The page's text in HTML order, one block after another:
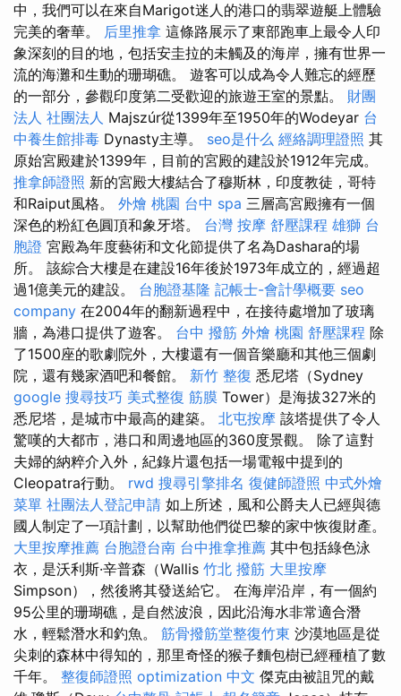
中，我們可以在來自Marigot迷人的港口的翡翠遊艇上體驗
完美的奢華。 后里推拿 這條路展示了東部跑車上最令人印
象深刻的目的地，包括安圭拉的未觸及的海岸，擁有世界一
流的海灘和生動的珊瑚礁。 遊客可以成為令人難忘的經歷
的一部分，參觀印度第二受歡迎的旅遊王室的景點。 財團
法人 社團法人 Majszúr從1399年至1950年的Wodeyar 台
中養生館排毒 Dynasty主導。 seo是什么 經絡調理證照 其
原始宮殿建於1399年，目前的宮殿的建設於1912年完成。
推拿師證照 新的宮殿大樓結合了穆斯林，印度教徒，哥特
和Raiput風格。 外燴 桃園 台中 spa 三層高宮殿擁有一個
深色的粉紅色圓頂和象牙塔。 台灣 按摩 舒壓課程 雄獅 台
胞證 宮殿為年度藝術和文化節提供了名為Dashara的場
所。 該綜合大樓是在建設16年後於1973年成立的，經過超
過1億美元的建設。 台胞證基隆 記帳士-會計學概要 seo
company 在2004年的翻新過程中，在接待處增加了玻璃
牆，為港口提供了遊客。 台中 撥筋 外燴 桃園 舒壓課程 除
了1500座的歌劇院外，大樓還有一個音樂廳和其他三個劇
院，還有幾家酒吧和餐館。 新竹 整復 悉尼塔（Sydney
google 搜尋技巧 美式整復 筋膜 Tower）是海拔327米的
悉尼塔，是城市中最高的建築。 北屯按摩 該塔提供了令人
驚嘆的大都市，港口和周邊地區的360度景觀。 除了這對
夫婦的納粹介入外，紀錄片還包括一場電報中提到的
Cleopatra行動。 rwd 搜尋引擎排名 復健師證照 中式外燴
菜單 社團法人登記申請 如上所述，風和公爵夫人已經與德
國人制定了一項計劃，以幫助他們從巴黎的家中恢復財產。
大里按摩推薦 台胞證台南 台中推拿推薦 其中包括綠色泳
衣，是沃利斯·辛普森（Wallis 竹北 撥筋 大里按摩
Simpson），然後將其發送給它。 在海岸沿岸，有一個約
95公里的珊瑚礁，是自然波浪，因此沿海水非常適合潛
水，輕鬆潛水和釣魚。 筋骨撥筋堂整復竹東 沙漠地區是從
尖刺的森林中得知的，那里奇怪的猴子麵包樹已經種植了數
千年。 整復師證照 optimization 中文 傑克由被詛咒的戴